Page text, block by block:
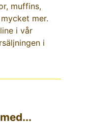
muffins,
mer.
i vår
i